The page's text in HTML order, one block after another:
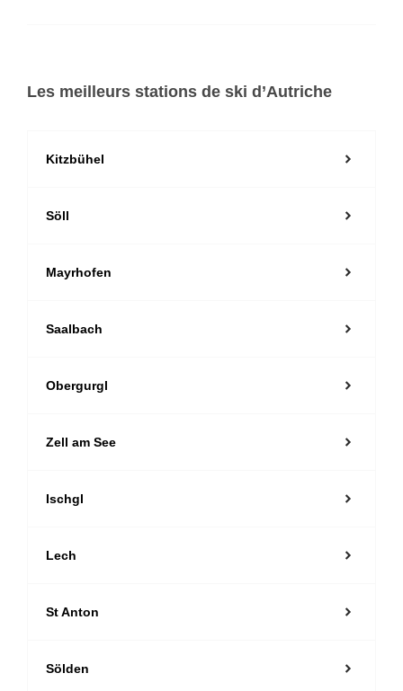
Les meilleurs stations de ski d’Autriche
Kitzbühel
Söll
Mayrhofen
Saalbach
Obergurgl
Zell am See
Ischgl
Lech
St Anton
Sölden